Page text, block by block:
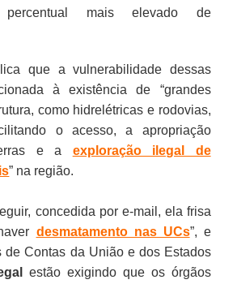
mais elevado de
que a vulnerabilidade dessas
à existência de “grandes
como hidrelétricas e rodovias,
o acesso, a apropriação
e a exploração ilegal de
” na região.
concedida por e-mail, ela frisa
desmatamento nas UCs”, e
de Contas da União e dos Estados
estão exigindo que os órgãos